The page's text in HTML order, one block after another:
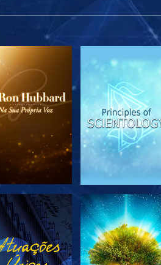
EXPLORAR A
SÉRIE
VER